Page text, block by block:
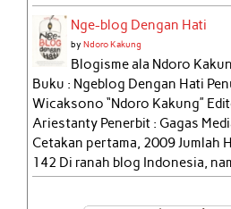
Nge-blog Dengan Hati
byNdoro Kakung
Blogisme ala Ndoro
Buku : Ngeblog Dengan Hati
Wicaksono “Ndoro Kakung”
Ariestanty Penerbit : Gagas
Cetakan pertama, 2009 Jumlah
142 Di ranah blog Indonesia,